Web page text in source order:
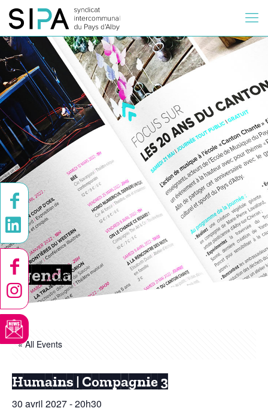
Agenda
« All Events
Humains | Compagnie 3
30 avril 2027 - 20h30